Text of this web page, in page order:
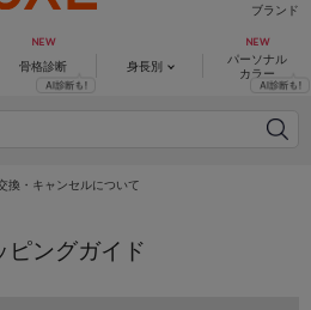
ブランド
骨格診断 身長別
パーソナル
カラー
換・キャンセルについて
ピングガイド